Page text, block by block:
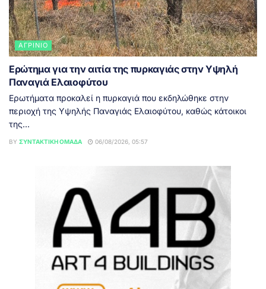
ΑΓΡΊΝΙΟ
Ερώτημα για την αιτία της πυρκαγιάς στην Υψηλή
Παναγιά Ελαιοφύτου
Ερωτήματα προκαλεί η πυρκαγιά που εκδηλώθηκε στην
περιοχή της Υψηλής Παναγιάς Ελαιοφύτου, καθώς κάτοικοι
της...
BY ΣΥΝΤΑΚΤΙΚΉ ΟΜΆΔΑ 06/08/2026, 05:57